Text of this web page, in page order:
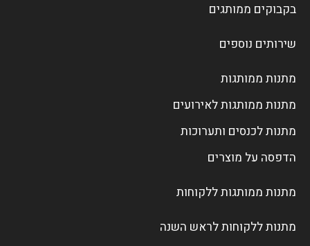
בקבוקים ממותגים
שירותים נוספים
מתנות ממותגות
מתנות ממותגות לאירועים
מתנות לכנסים ותערוכות
הדפסה על מוצרים
מתנות ממותגות ללקוחות
מתנות ללקוחות לראש השנה